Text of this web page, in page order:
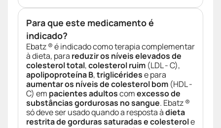
Para que este medicamento é
indicado?
Ebatz ® é indicado como terapia complementar
à dieta, para reduzir os níveis elevados de
colesterol total,colesterol ruim (LDL - C),
apolipoproteína B,triglicéridese para
aumentar os níveis de colesterol bom (HDL -
C) em pacientes adultoscomexcesso de
substâncias gordurosas no sangue. Ebatz ®
só deve ser usado quando a resposta àdieta
restrita de gorduras saturadas e colesterole